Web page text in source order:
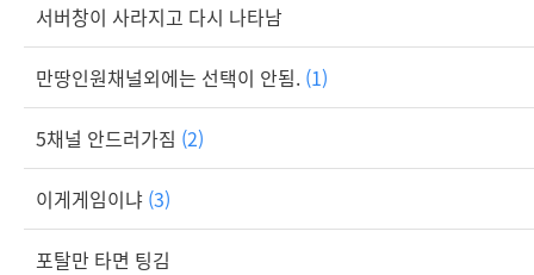
서버창이 사라지고 다시 나타남
만땅인원채널외에는 선택이 안됨. (1)
5채널 안드러가짐 (2)
이게게임이냐 (3)
포탈만 타면 팅김